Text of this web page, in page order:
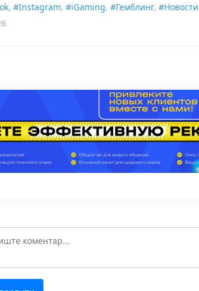
, #Instagram, #iGaming, #Гемблинг,